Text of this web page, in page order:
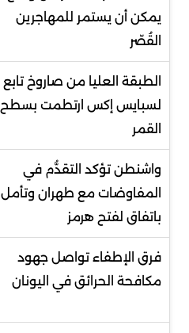
يمكن أن يستمر للمهاجرين
القُصّر
الطبقة العليا من صاروخ تابع
لسبايس إكس ارتطمت بسطح
القمر
واشنطن تؤكد التقدُّم في
المفاوضات مع طهران وتأمل
باتفاق لفتح هرمز
فرق الإطفاء تواصل جهود
مكافحة الحرائق في اليونان